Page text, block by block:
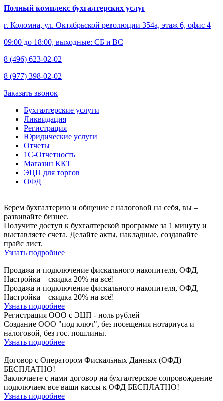
Полный комплекс бухгалтерских услуг
г. Коломна, ул. Октябрьской революции 354а, этаж 6, офис 4
09:00 до 18:00, выходные: СБ и ВС
8 (496) 623-02-02
8 (977) 398-02-02
Заказать звонок
Бухгалтерские услуги
Ликвидация
Регистрация
Юридические услуги
Отчеты
1С-Отчетность
Магазин ККТ
ЭЦП для торгов
ОФД
Берем бухгалтерию и общение с налоговой на себя, вы –
развивайте бизнес.
Получите доступ к бухгалтерской программе за 1 минуту и
выставляете счета. Делайте акты, накладные, создавайте
прайс лист.
Узнать подробнее
Продажа и подключение фискального накопителя, ОФД,
Настройка – скидка 20% на всё!
Продажа и подключение фискального накопителя, ОФД,
Настройка – скидка 20% на всё!
Узнать подробнее
Регистрация ООО с ЭЦП - ноль рублей
Создание ООО "под ключ", без посещения нотариуса и
налоговой, без гос. пошлины.
Узнать подробнее
Договор с Оператором Фискальных Данных (ОФД)
БЕСПЛАТНО!
Заключаете с нами договор на бухгалтерское сопровождение –
подключаем все ваши кассы к ОФД БЕСПЛАТНО!
Узнать подробнее